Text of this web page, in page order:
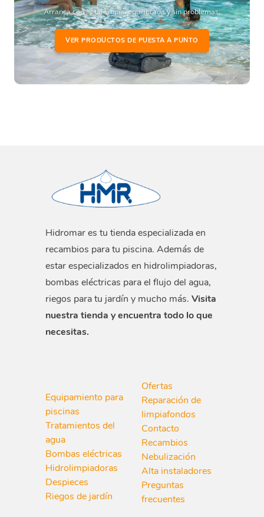
Arranca con agua limpia, equilibrada y sin problemas.
VER PRODUCTOS DE PUESTA A PUNTO
Hidromar es tu tienda especializada en
recambios para tu piscina. Además de
estar especializados en hidrolimpiadoras,
bombas eléctricas para el flujo del agua,
riegos para tu jardín y mucho más. Visita
nuestra tienda y encuentra todo lo que
necesitas.
Equipamiento para
piscinas
Tratamientos del
agua
Bombas eléctricas
Hidrolimpiadoras
Despieces
Riegos de jardín
Ofertas
Reparación de
limpiafondos
Contacto
Recambios
Nebulización
Alta instaladores
Preguntas
frecuentes